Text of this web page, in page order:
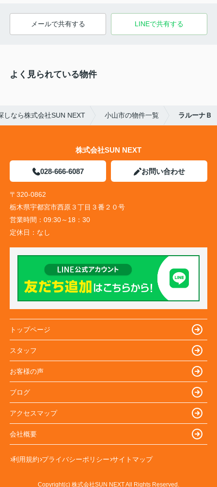
メールで共有する LINEで共有する
よく見られている物件
しなら株式会社SUN NEXT 小山市の物件一覧 ラルーナＢ
株式会社SUN NEXT
028-666-6087 お問い合わせ
〒320-0862
栃木県宇都宮市西原３丁目３番２０号
営業時間： 09:30～18：30
定休日： なし
トップページ
スタッフ
お客様の声
ブログ
アクセスマップ
会社概要
利用規約 プライバシーポリシー サイトマップ
Copyright(c) 株式会社SUN NEXT All Rights Reserved.